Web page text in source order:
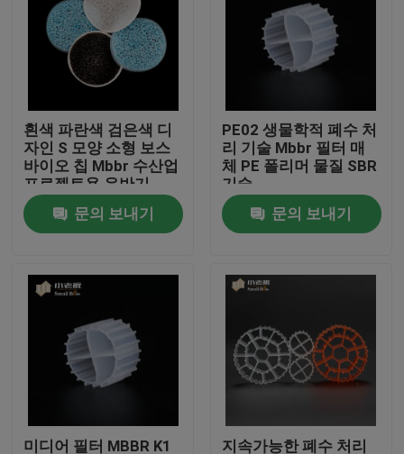
회사 소개
품질 관리
문의하기
블로그
조회를 요청하다
MBBR 필터 미디어
MBBR 전기 매체
흰색 파란색 검은색 디
자인 S 모양 소형 보스
바이오 칩 Mbbr 수산업
프로젝트용 운반기
문의 보내기
PE02 생물학적 폐수 처
리 기술 Mbbr 필터 매
체 PE 폴리머 물질 SBR
기술
문의 보내기
미디어 필터 MBBR K1 지속가능한 폐수 처리